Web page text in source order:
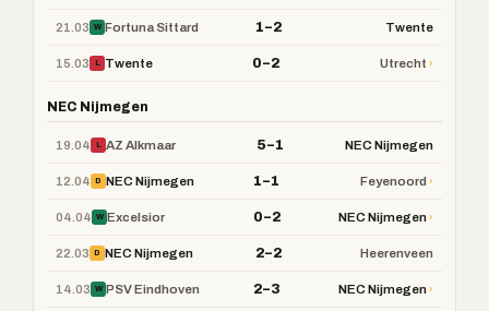
21.03 W Fortuna Sittard 1–2 Twente
15.03 L Twente 0–2 Utrecht ›
NEC Nijmegen
19.04 L AZ Alkmaar 5–1 NEC Nijmegen
12.04 D NEC Nijmegen 1–1 Feyenoord›
04.04 W Excelsior 0–2 NEC Nijmegen›
22.03 D NEC Nijmegen 2–2 Heerenveen
14.03 W PSV Eindhoven 2–3 NEC Nijmegen›